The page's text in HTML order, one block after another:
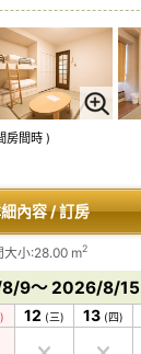
房間時 )
內容 / 訂房
大小:28.00 m2
9～ 2026/8/15
12 (三) 13 (四)